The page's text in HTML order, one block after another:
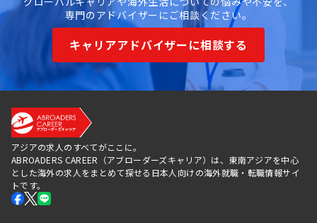
専門のアドバイザーにご相談ください。
キャリアアドバイザーに相談する
アジアの求人のすべてがここに。
ABROADERS CAREER（アブローダーズキャリア）は、東南アジアを中心
とした海外の求人をまとめて探せる日本人向けの海外就職・転職情報サイ
トです。